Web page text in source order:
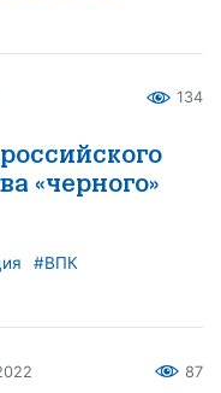
134
«черного»
#ВПК
87